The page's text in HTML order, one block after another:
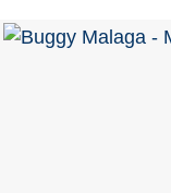
Reserva de